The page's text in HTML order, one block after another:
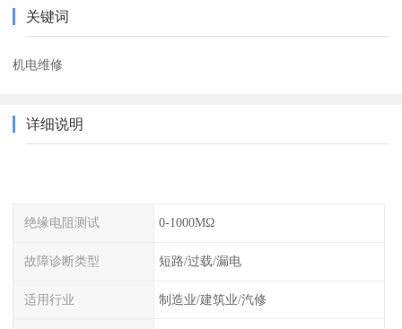
关键词
机电维修
详细说明
绝缘电阻测试 0-1000MΩ
故障诊断类型 短路/过载/漏电
适用行业 制造业/建筑业/汽修